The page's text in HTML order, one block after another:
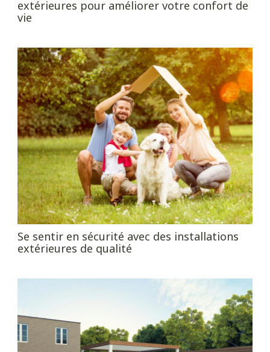
extérieures pour améliorer votre confort de
vie
Se sentir en sécurité avec des installations
extérieures de qualité